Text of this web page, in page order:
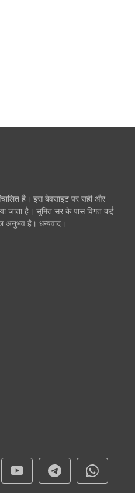
है। इस बेवसाइट पर सही और
जाता है। सुमित सर के पास विगत कई
अनुभव है। धन्यवाद।